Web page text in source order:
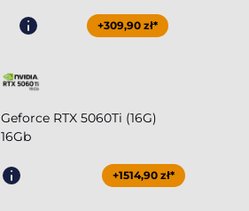
+309,90 zł*
Geforce RTX 5060Ti (16G)
16Gb
+1514,90 zł*